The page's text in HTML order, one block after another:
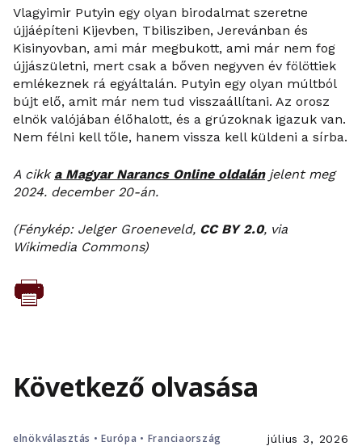
Vlagyimir Putyin egy olyan birodalmat szeretne
újjáépíteni Kijevben, Tbilisziben, Jerevánban és
Kisinyovban, ami már megbukott, ami már nem fog
újjászületni, mert csak a bőven negyven év fölöttiek
emlékeznek rá egyáltalán. Putyin egy olyan múltból
bújt elő, amit már nem tud visszaállítani. Az orosz
elnök valójában élőhalott, és a grúzoknak igazuk van.
Nem félni kell tőle, hanem vissza kell küldeni a sírba.
A cikk a Magyar Narancs Online oldalánjelent meg
2024. december 20-án.
(Fénykép: Jelger Groeneveld, CC BY 2.0, via
Wikimedia Commons)
Következő olvasása
elnökválasztás • Európa • Franciaország július 3, 2026